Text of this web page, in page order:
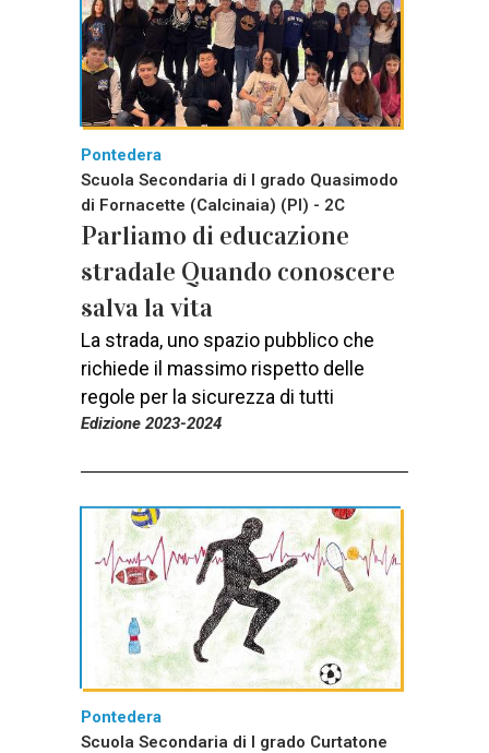
Pontedera
Scuola Secondaria di I grado Quasimodo
di Fornacette (Calcinaia) (PI) - 2C
Parliamo di educazione
stradale Quando conoscere
salva la vita
La strada, uno spazio pubblico che
richiede il massimo rispetto delle
regole per la sicurezza di tutti
Edizione 2023-2024
Pontedera
Scuola Secondaria di I grado Curtatone